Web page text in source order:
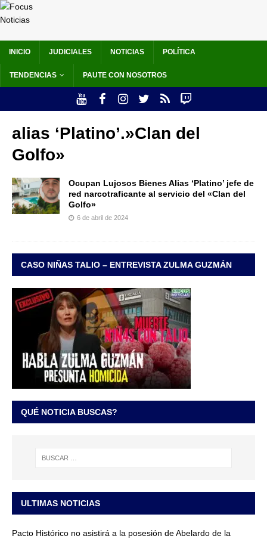
INICIO JUDICIALES NOTICIAS POLÍTICA
TENDENCIAS PAUTE CON NOSOTROS
alias ‘Platino’.»Clan del
Golfo»
Ocupan Lujosos Bienes Alias ‘Platino’ jefe de
red narcotraficante al servicio del «Clan del
Golfo»
6 de abril de 2024
CASO NIÑAS TALIO – ENTREVISTA ZULMA GUZMÁN
QUÉ NOTICIA BUSCAS?
ULTIMAS NOTICIAS
Pacto Histórico no asistirá a la posesión de Abelardo de la